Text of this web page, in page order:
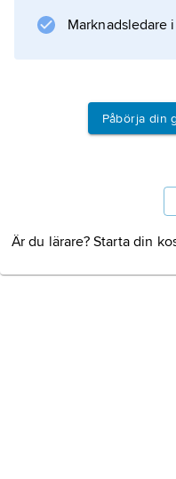
Marknadsledare
Påbörja din
Är du lärare? Starta din